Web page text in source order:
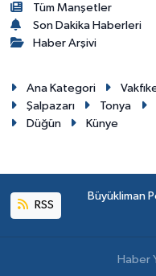
Tüm Manşetler
Son Dakika Haberleri
Haber Arşivi
Ana Kategori
Şalpazarı
Tonya
Düğün
Künye
RSS
Büyükliman
Haber